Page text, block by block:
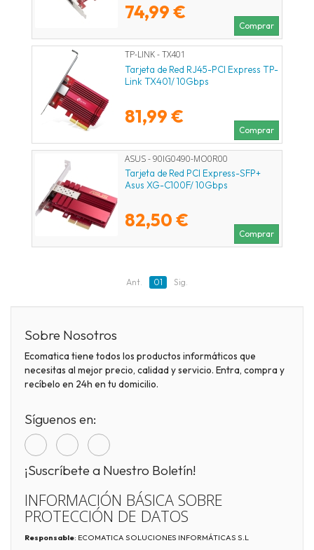
74,99 €
Comprar
TP-LINK - TX401
Tarjeta de Red RJ45-PCI Express TP-
Link TX401/ 10Gbps
81,99 €
Comprar
ASUS - 90IG0490-MO0R00
Tarjeta de Red PCI Express-SFP+
Asus XG-C100F/ 10Gbps
82,50 €
Comprar
Ant. 01 Sig.
Sobre Nosotros
Ecomatica tiene todos los productos informáticos que
necesitas al mejor precio, calidad y servicio. Entra, compra y
recíbelo en 24h en tu domicilio.
Síguenos en:
¡Suscríbete a Nuestro Boletín!
INFORMACIÓN BÁSICA SOBRE
PROTECCIÓN DE DATOS
Responsable: ECOMATICA SOLUCIONES INFORMÁTICAS S.L